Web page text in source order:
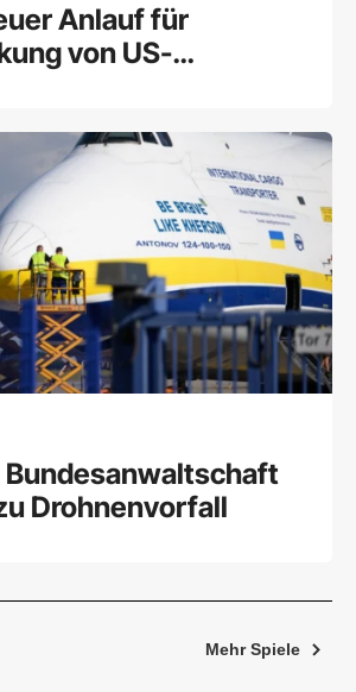
Anlauf für
von US-
Drohnenvorfall
Mehr Spiele